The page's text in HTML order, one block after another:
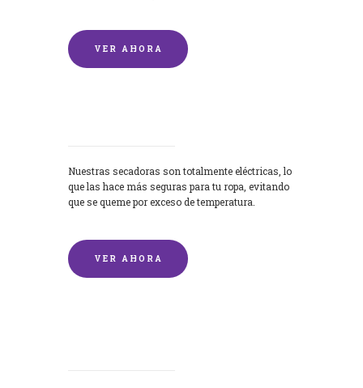
VER AHORA
Nuestras secadoras son totalmente eléctricas, lo
que las hace más seguras para tu ropa, evitando
que se queme por exceso de temperatura.
VER AHORA